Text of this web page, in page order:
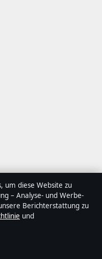
digitaler
Politik, Wirtschaft,
Jeder Artikel
Redakteur geprüft und
um diese Website zu
– Analyse- und Werbe-
Berichterstattung zu
und